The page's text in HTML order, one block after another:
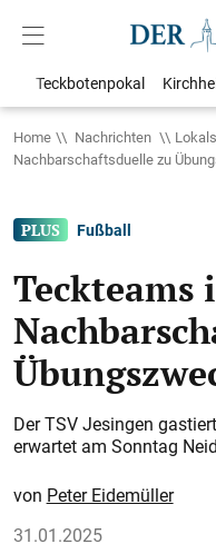
Teckbotenpokal
Home Nachrichten
Nachbarschaftsduelle zu
Fußball
Teckteams
Der TSV Jesingen
erwartet am Sonntag
Peter Eidemüller
31.01.2025